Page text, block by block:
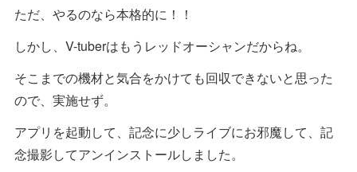
ただ、やるのなら本格的に！！
しかし、V-tuberはもうレッドオーシャンだからね。
そこまでの機材と気合をかけても回収できないと思った
ので、実施せず。
アプリを起動して、記念に少しライブにお邪魔して、記
念撮影してアンインストールしました。